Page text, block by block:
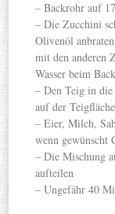
– Backrohr auf
– Die Zucchini
Olivenöl
mit den anderen
Wasser beim
– Den Teig in
auf der
– Eier, Milch,
wenn gewünscht
– Die Mischung
aufteilen
– Ungefähr 40